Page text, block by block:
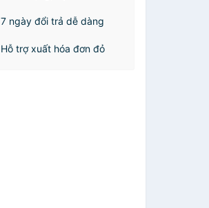
7 ngày đổi trả dễ dàng
Hỗ trợ xuất hóa đơn đỏ